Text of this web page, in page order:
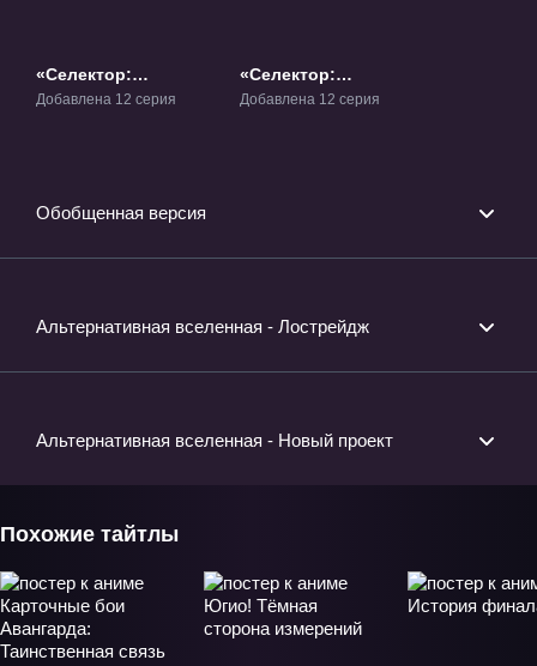
«Селектор:
Заражение
Добавлена 12 серия
«Селектор:
Распространение
Добавлена 12 серия
Обобщенная версия
Альтернативная вселенная - Лострейдж
Альтернативная вселенная - Новый проект
Похожие тайтлы